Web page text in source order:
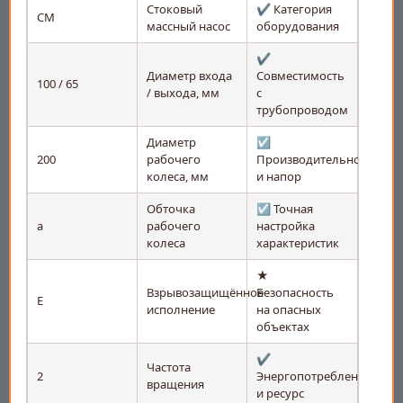
СМ
Стоковый
массный насос
✔️ Категория
оборудования
100 / 65
Диаметр входа
/ выхода, мм
✔️
Совместимость
с
трубопроводом
200
Диаметр
рабочего
колеса, мм
☑️
Производительность
и напор
а
Обточка
рабочего
колеса
☑️ Точная
настройка
характеристик
Е
Взрывозащищённое
исполнение
★
Безопасность
на опасных
объектах
2
Частота
вращения
✔️
Энергопотребление
и ресурс